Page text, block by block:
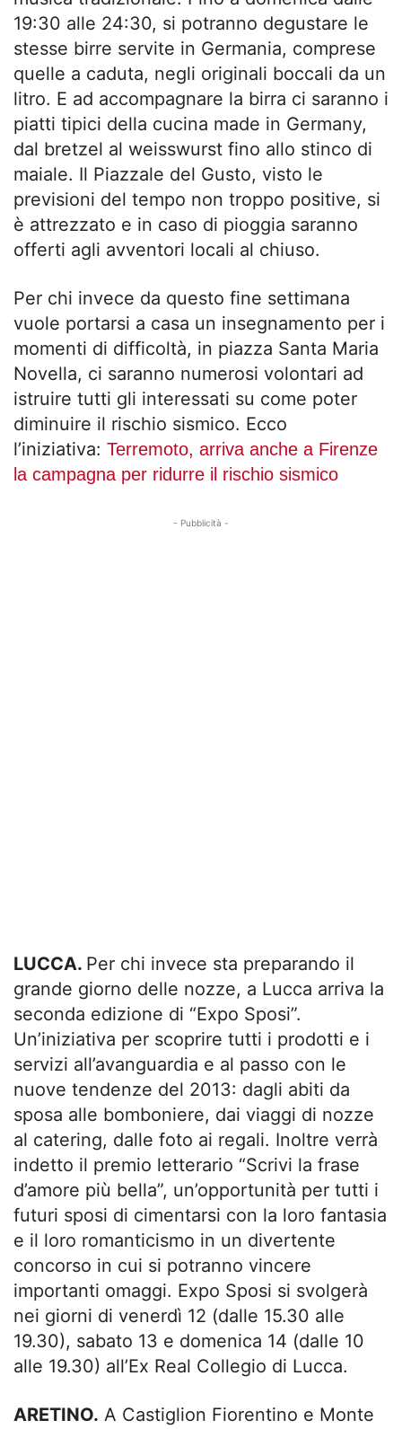
19:30 alle 24:30, si potranno degustare le
stesse birre servite in Germania, comprese
quelle a caduta, negli originali boccali da un
litro. E ad accompagnare la birra ci saranno i
piatti tipici della cucina made in Germany,
dal bretzel al weisswurst fino allo stinco di
maiale. Il Piazzale del Gusto, visto le
previsioni del tempo non troppo positive, si
è attrezzato e in caso di pioggia saranno
offerti agli avventori locali al chiuso.
Per chi invece da questo fine settimana
vuole portarsi a casa un insegnamento per i
momenti di difficoltà, in piazza Santa Maria
Novella, ci saranno numerosi volontari ad
istruire tutti gli interessati su come poter
diminuire il rischio sismico. Ecco
l’iniziativa: Terremoto, arriva anche a Firenze
la campagna per ridurre il rischio sismico
- Pubblicità -
LUCCA. Per chi invece sta preparando il
grande giorno delle nozze, a Lucca arriva la
seconda edizione di “Expo Sposi”.
Un’iniziativa per scoprire tutti i prodotti e i
servizi all’avanguardia e al passo con le
nuove tendenze del 2013: dagli abiti da
sposa alle bomboniere, dai viaggi di nozze
al catering, dalle foto ai regali. Inoltre verrà
indetto il premio letterario “Scrivi la frase
d’amore più bella”, un’opportunità per tutti i
futuri sposi di cimentarsi con la loro fantasia
e il loro romanticismo in un divertente
concorso in cui si potranno vincere
importanti omaggi. Expo Sposi si svolgerà
nei giorni di venerdì 12 (dalle 15.30 alle
19.30), sabato 13 e domenica 14 (dalle 10
alle 19.30) all’Ex Real Collegio di Lucca.
ARETINO. A Castiglion Fiorentino e Monte